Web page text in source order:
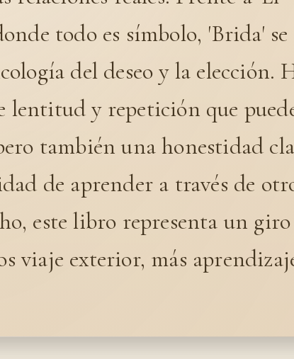
todo es símbolo, 'Brida' se
del deseo y la elección.
lentitud y repetición que
también una honestidad
de aprender a través de
este libro representa un
viaje exterior, más